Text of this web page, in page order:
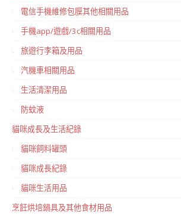
電信手機維修包膜其他相關用品
手機app/遊戲/3c相關用品
旅遊行李箱及用品
汽機車相關用品
生活清潔用品
防蚊液
貓咪成長及生活紀錄
貓咪飼料罐頭
貓咪成長紀錄
貓咪生活用品
烹飪烘培鍋具及其他食材用品